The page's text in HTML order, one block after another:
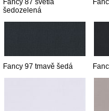
Fancy 87 světlá
šedozelená
Fancy 97 tmavě šedá